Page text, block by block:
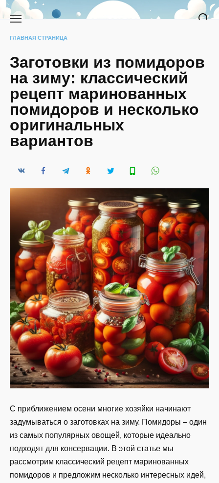
Перейти
ГЛАВНАЯ СТРАНИЦА
Заготовки из помидоров
на зиму: классический
рецепт маринованных
помидоров и несколько
оригинальных
вариантов
С приближением осени многие хозяйки начинают
задумываться о заготовках на зиму. Помидоры – один
из самых популярных овощей, которые идеально
подходят для консервации. В этой статье мы
рассмотрим классический рецепт маринованных
помидоров и предложим несколько интересных идей,